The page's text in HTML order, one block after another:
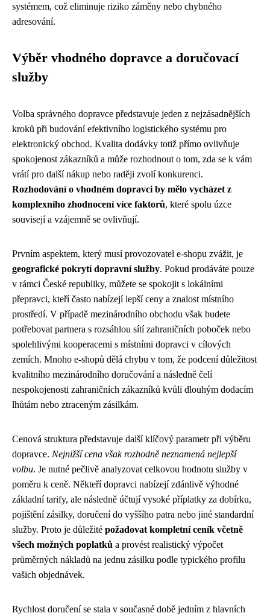
systémem, což eliminuje riziko záměny nebo chybného
adresování.
Výběr vhodného dopravce a doručovací
služby
Volba správného dopravce představuje jeden z nejzásadnějších
kroků při budování efektivního logistického systému pro
elektronický obchod. Kvalita dodávky totiž přímo ovlivňuje
spokojenost zákazníků a může rozhodnout o tom, zda se k vám
vrátí pro další nákup nebo raději zvolí konkurenci.
Rozhodování o vhodném dopravci by mělo vycházet z
komplexního zhodnocení více faktorů, které spolu úzce
souvisejí a vzájemně se ovlivňují.
Prvním aspektem, který musí provozovatel e-shopu zvážit, je
geografické pokrytí dopravní služby. Pokud prodáváte pouze
v rámci České republiky, můžete se spokojit s lokálními
přepravci, kteří často nabízejí lepší ceny a znalost místního
prostředí. V případě mezinárodního obchodu však budete
potřebovat partnera s rozsáhlou sítí zahraničních poboček nebo
spolehlivými kooperacemi s místními dopravci v cílových
zemích. Mnoho e-shopů dělá chybu v tom, že podcení důležitost
kvalitního mezinárodního doručování a následně čelí
nespokojenosti zahraničních zákazníků kvůli dlouhým dodacím
lhůtám nebo ztraceným zásilkám.
Cenová struktura představuje další klíčový parametr při výběru
dopravce. Nejnižší cena však rozhodně neznamená nejlepší
volbu. Je nutné pečlivě analyzovat celkovou hodnotu služby v
poměru k ceně. Někteří dopravci nabízejí zdánlivě výhodné
základní tarify, ale následně účtují vysoké příplatky za dobírku,
pojištění zásilky, doručení do vyššího patra nebo jiné standardní
služby. Proto je důležité požadovat kompletní ceník včetně
všech možných poplatků a provést realistický výpočet
průměrných nákladů na jednu zásilku podle typického profilu
vašich objednávek.
Rychlost doručení se stala v současné době jedním z hlavních